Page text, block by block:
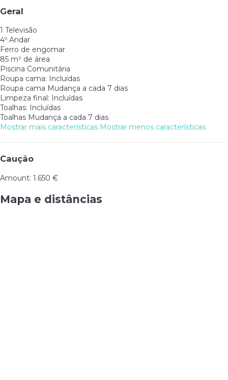
Geral
1 Televisão
4º Andar
Ferro de engomar
85 m² de área
Piscina Comunitária
Roupa cama: Incluídas
Roupa cama Mudança a cada 7 dias
Limpeza final: Incluídas
Toalhas: Incluídas
Toalhas Mudança a cada 7 dias
Mostrar mais características Mostrar menos características
Caução
Amount: 1.650 €
Mapa e distâncias